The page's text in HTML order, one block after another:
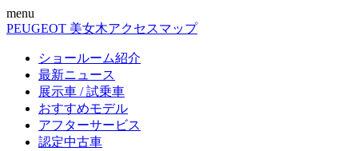
menu
PEUGEOT 美女木アクセスマップ
ショールーム紹介
最新ニュース
展示車 / 試乗車
おすすめモデル
アフターサービス
認定中古車